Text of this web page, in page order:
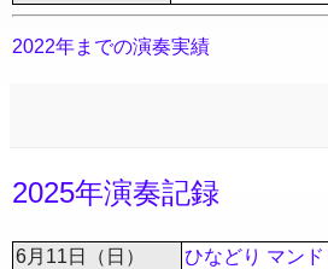
2022年までの演奏実績
2025年演奏記録
6月11日（日）
ひなどり マン